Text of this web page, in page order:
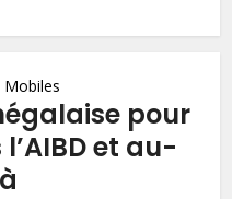
Mobiles
pour
et au-